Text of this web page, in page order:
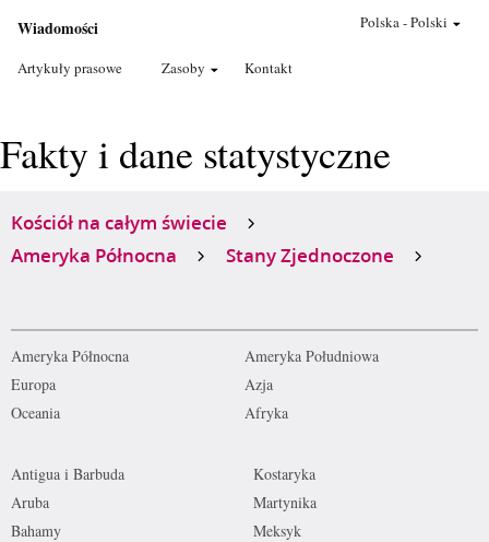
Wiadomości
Artykuły prasowe Zasoby Kontakt
Polska-Polski
Fakty i dane statystyczne
Kościół na całym świecie
Ameryka Północna
Stany Zjednoczone
Ameryka Północna
Ameryka Południowa
Europa
Azja
Oceania
Afryka
Antigua i Barbuda
Aruba
Bahamy
Kostaryka
Martynika
Meksyk